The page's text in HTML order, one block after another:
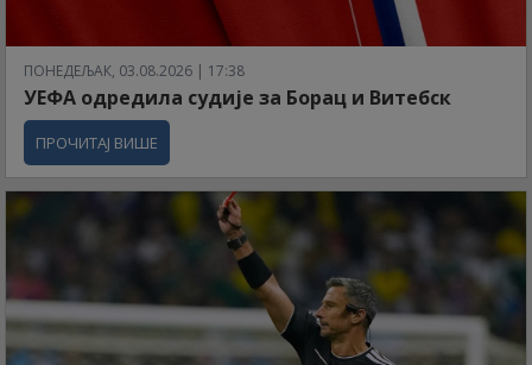
ПОНЕДЕЉАК, 03.08.2026 | 17:38
УЕФА одредила судије за Борац и Витебск
ПРОЧИТАЈ ВИШЕ